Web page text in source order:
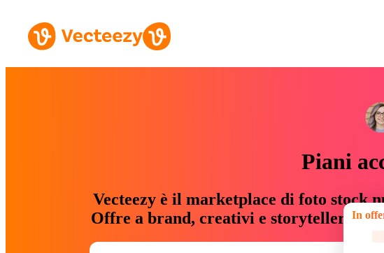
Piani
Vecteezy è il marketplace di foto stock
Offre a brand, creativi e storyteller
In offerta